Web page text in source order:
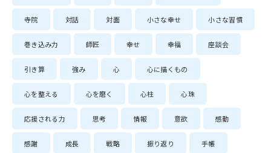
寺院 対話 対面 小さな幸せ 小さな習慣
巻き込み力 師匠 幸せ 幸福 座談会
引き算 強み 心 心に描くもの
心を整える 心を磨く 心柱 心珠
応援される力 思考 情報 意欲 感動
感謝 成長 戦略 振り返り 手帳